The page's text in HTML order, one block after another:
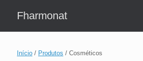
Fharmonat
Início / Produtos / Cosméticos